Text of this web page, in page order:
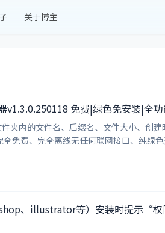
关于博主
v1.3.0.250118 免费|绿色免安装|全
、illustrator等）安装时提示“